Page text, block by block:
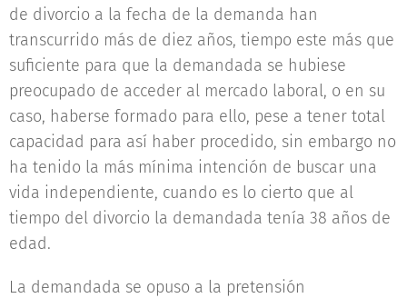
de divorcio a la fecha de la demanda han
transcurrido más de diez años, tiempo este más que
suficiente para que la demandada se hubiese
preocupado de acceder al mercado laboral, o en su
caso, haberse formado para ello, pese a tener total
capacidad para así haber procedido, sin embargo no
ha tenido la más mínima intención de buscar una
vida independiente, cuando es lo cierto que al
tiempo del divorcio la demandada tenía 38 años de
edad.
La demandada se opuso a la pretensión